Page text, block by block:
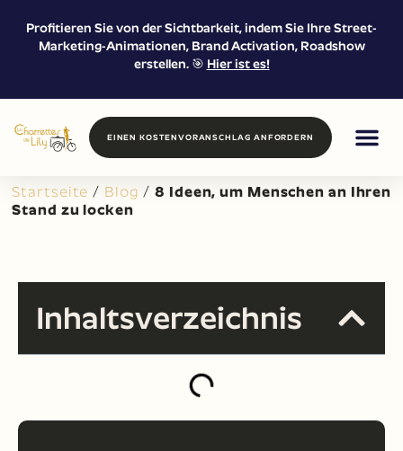
Profitieren Sie von der Sichtbarkeit, indem Sie Ihre Street-
Marketing-Animationen, Brand Activation, Roadshow
erstellen. 🎯 Hier ist es!
EINEN KOSTENVORANSCHLAG ANFORDERN
Startseite / Blog /8 Ideen, um Menschen an Ihren
Stand zu locken
Inhaltsverzeichnis